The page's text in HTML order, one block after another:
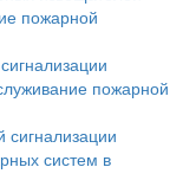
пожарной
пожарной
систем в